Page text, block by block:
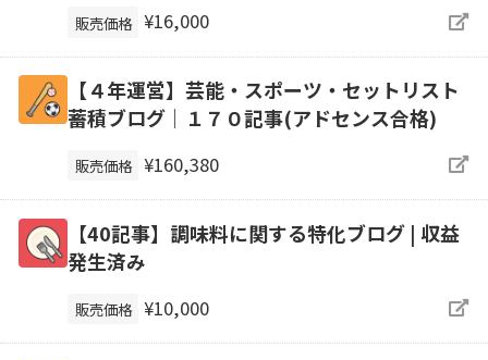
販売価格 ¥16,000
【４年運営】芸能・スポーツ・セットリスト
蓄積ブログ｜１７０記事(アドセンス合格)
販売価格 ¥160,380
【40記事】調味料に関する特化ブログ | 収益
発生済み
販売価格 ¥10,000